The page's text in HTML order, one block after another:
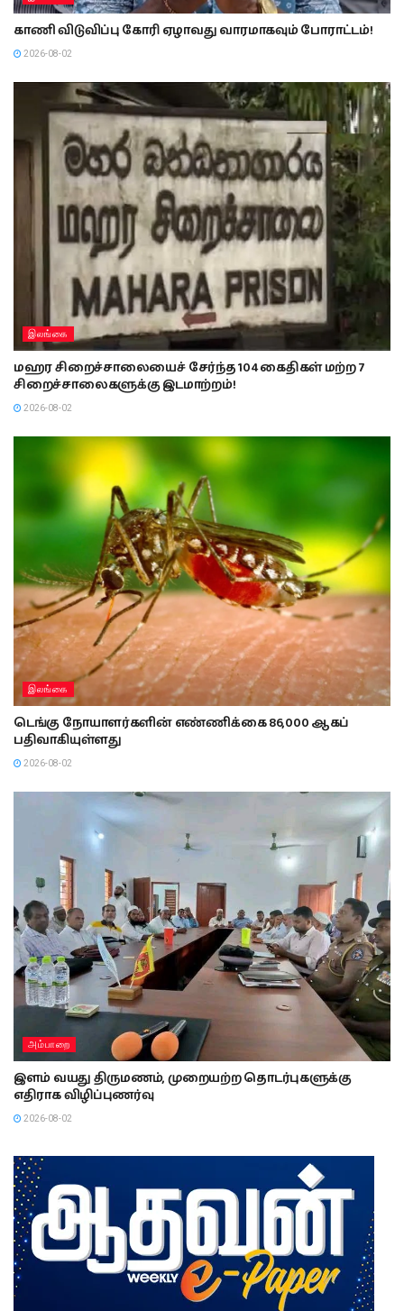
காணி விடுவிப்பு கோரி ஏழாவது வாரமாகவும் போராட்டம்!
2026-08-02
இலங்கை
மஹர சிறைச்சாலையைச் சேர்ந்த 104 கைதிகள் மற்ற 7
சிறைச்சாலைகளுக்கு இடமாற்றம்!
2026-08-02
இலங்கை
டெங்கு நோயாளர்களின் எண்ணிக்கை 86,000 ஆகப்
பதிவாகியுள்ளது
2026-08-02
அம்பாறை
இளம் வயது திருமணம், முறையற்ற தொடர்புகளுக்கு
எதிராக விழிப்புணர்வு
2026-08-02